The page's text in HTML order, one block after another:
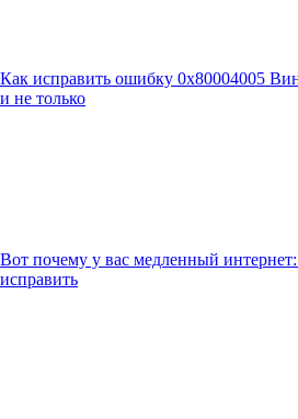
Как исправить ошибку 0x80004005
и не только
Вот почему у вас медленный
исправить